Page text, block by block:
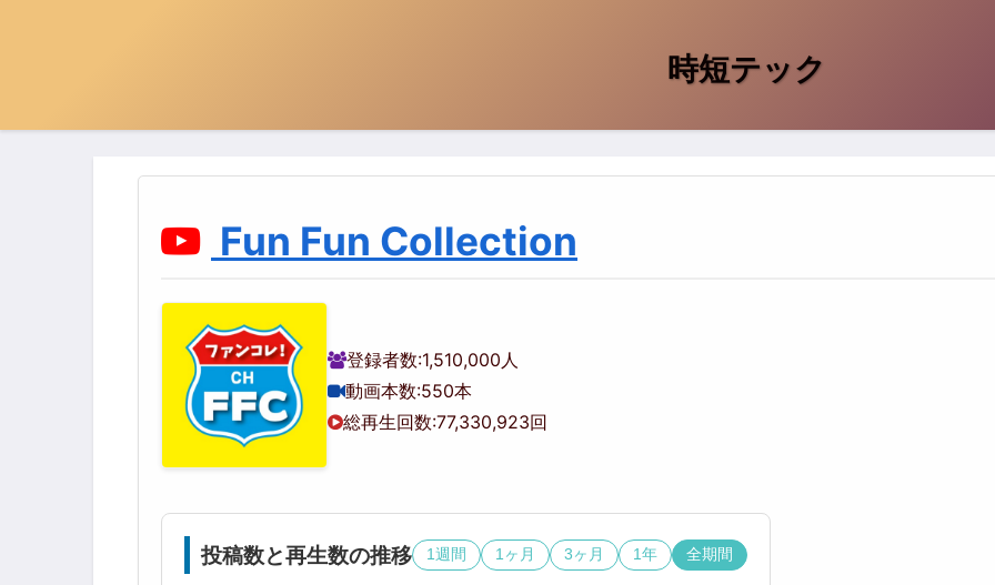
時短テック
Fun Fun Collection
登録者数:1,510,000人
動画本数:550本
総再生回数:77,330,923回
投稿数と再生数の推移 1週間 1ヶ月 3ヶ月 1年 全期間